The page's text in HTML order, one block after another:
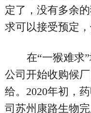
定了，没有多余
求可以接受预定
在“一猴难求
公司开始收购候
给。2020年初，
司苏州康路生物